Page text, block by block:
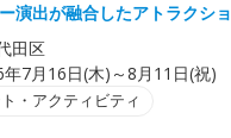
演出が融合したアトラクシ
田区
年7月16日(木)～8月11日(祝)
・アクティビティ